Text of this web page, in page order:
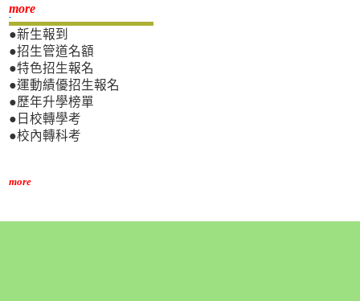
more新生專區
●新生報到
●招生管道名額
●特色招生報名
●運動績優招生報名
●歷年升學榜單
●日校轉學考
●校內轉科考
more